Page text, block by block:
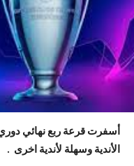
أسفرت قرعة ربع نهائي
الأندية وسهلة لأندية اخرى .